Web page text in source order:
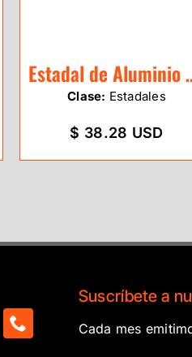
Estadal
Clase: Estadales
$ 38.28 USD
Suscríbete a
Cada mes